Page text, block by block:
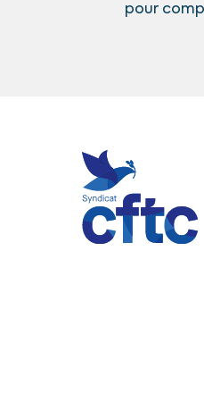
pour